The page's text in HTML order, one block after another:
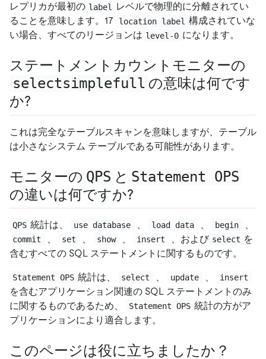
レプリカが最初の label
レベルで物理的に分離されてい
ることを意味します。17
location label 構成されていな
い場合、すべてのリージョンは level-0 になります。
ステートメントカウントモニターの
selectsimplefull の意味は何です
か?
これは完全なテーブルスキャンを意味しますが、テーブル
は小さなシステム テーブルである可能性があります。
モニターの QPS と Statement OPS
の違いは何ですか?
QPS 統計は、 use database load data begin
commit set show insert 、および select を
含むすべての SQL ステートメントに関するものです。
Statement OPS 統計は、 select update insert
を含むアプリケーション関連の SQL ステートメントのみ
に関するものであるため、
Statement OPS 統計の方がア
プリケーションにより適合します。
このページは役に立ちましたか？